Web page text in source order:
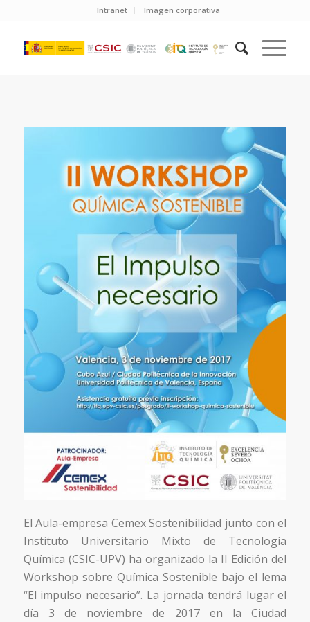
Intranet Imagen corporativa
El Aula-empresa Cemex Sostenibilidad junto con el
Instituto Universitario Mixto de Tecnología
Química (CSIC-UPV) ha organizado la II Edición del
Workshop sobre Química Sostenible bajo el lema
“El impulso necesario”. La jornada tendrá lugar el
día 3 de noviembre de 2017 en la Ciudad